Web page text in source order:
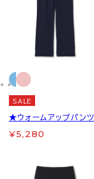
SALE
★ウォームアップパンツ
¥5,280